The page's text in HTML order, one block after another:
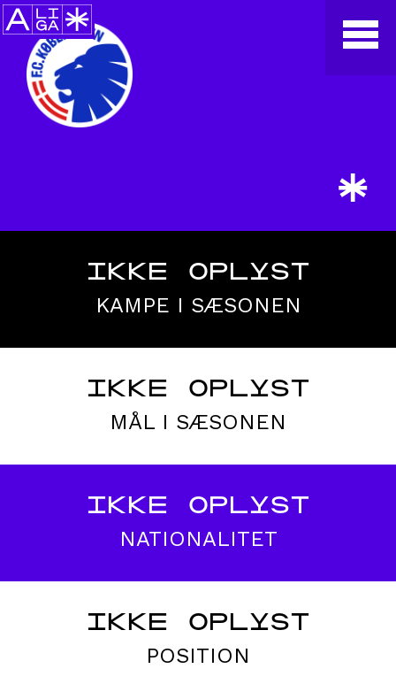
*
IKKE OPLYST
KAMPE I SÆSONEN
IKKE OPLYST
MÅL I SÆSONEN
IKKE OPLYST
NATIONALITET
IKKE OPLYST
POSITION